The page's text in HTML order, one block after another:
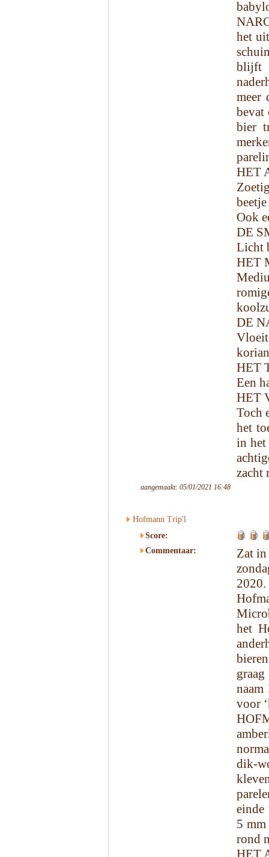
het
blijft
meer
bevat
bier
HET
Ook
DE
Licht
HET
DE
HET
Een
HET
Toch
het
in het
zacht
aangemaakt: 05/01/2021 16:48
Hofmann Trip'l
Score:
Commentaar:
Zat
2020.
het
naam
voor
dik-
einde
5
rond
HET